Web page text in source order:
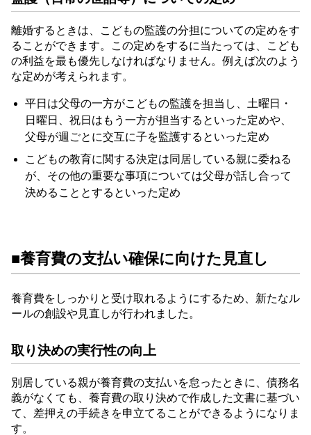
離婚するときは、こどもの監護の分担についての定めをす
ることができます。この定めをするに当たっては、こども
の利益を最も優先しなければなりません。例えば次のよう
な定めが考えられます。
平日は父母の一方がこどもの監護を担当し、土曜日・
日曜日、祝日はもう一方が担当するといった定めや、
父母が週ごとに交互に子を監護するといった定め
こどもの教育に関する決定は同居している親に委ねる
が、その他の重要な事項については父母が話し合って
決めることとするといった定め
■養育費の支払い確保に向けた見直し
養育費をしっかりと受け取れるようにするため、新たなル
ールの創設や見直しが行われました。
取り決めの実行性の向上
別居している親が養育費の支払いを怠ったときに、債務名
義がなくても、養育費の取り決めで作成した文書に基づい
て、差押えの手続きを申立てることができるようになりま
す。